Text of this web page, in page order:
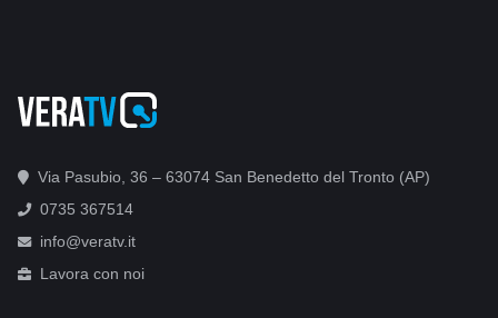
Via Pasubio, 36 – 63074 San Benedetto del Tronto (AP)
0735 367514
info@veratv.it
Lavora con noi